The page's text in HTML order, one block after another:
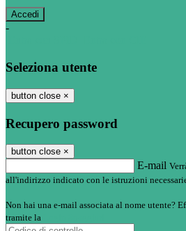
-
Seleziona utente
button close ×
Recupero password
button close ×
E-mail
all'indirizzo indicato con le istruzioni
Non hai una e-mail associata al nome utente?
tramite la